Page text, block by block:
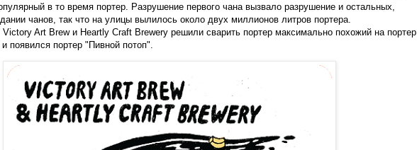
в то время портер. Разрушение первого чана вызвало разрушение и остальных,
чанов, так что на улицы вылилось около двух миллионов литров портера.
Victory Art Brew и Heartly Craft Brewery решили сварить портер максимально похожий на портер
появился портер "Пивной потоп".